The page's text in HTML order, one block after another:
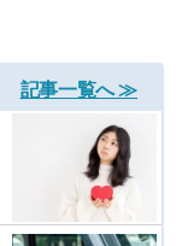
記事一覧へ ≫